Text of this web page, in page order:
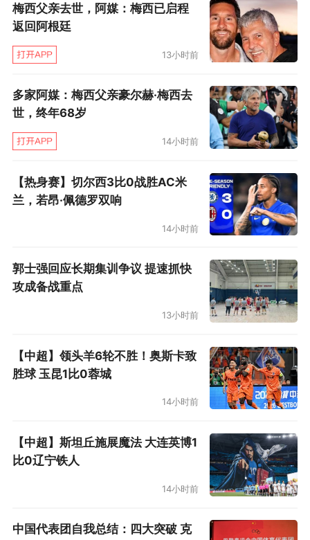
积分榜上最大的惊喜。周末即将到来的意大利超
级杯，对阵尤文无论输赢，都将是米兰的年轻人
提升士气，展示自我的最好机会。
梅西父亲去世，阿媒：梅西已启程
返回阿根廷
13小时前
多家阿媒：梅西父亲豪尔赫·梅西去
世，终年68岁
14小时前
【热身赛】切尔西3比0战胜AC米
兰，若昂·佩德罗双响
14小时前
郭士强回应长期集训争议 提速抓快
攻成备战重点
13小时前
【中超】领头羊6轮不胜！奥斯卡致
胜球 玉昆1比0蓉城
14小时前
【中超】斯坦丘施展魔法 大连英博1
比0辽宁铁人
14小时前
中国代表团自我总结：四大突破 克